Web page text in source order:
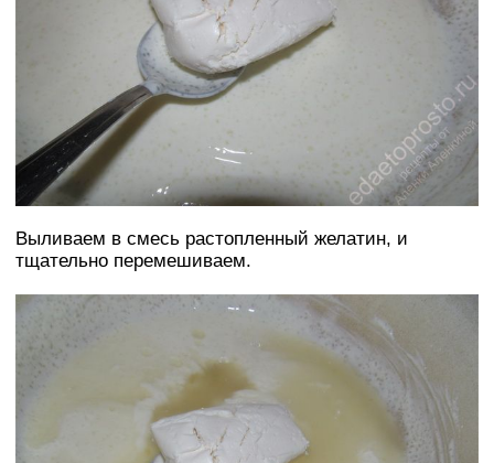
Выливаем в смесь растопленный желатин, и
тщательно перемешиваем.